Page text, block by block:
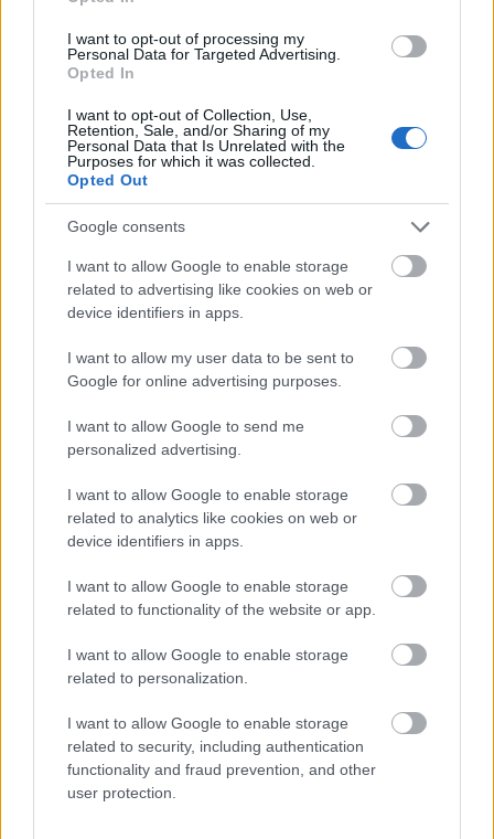
I want to opt-out of processing my
Personal Data for Targeted Advertising.
Opted In
I want to opt-out of Collection, Use,
Retention, Sale, and/or Sharing of my
Personal Data that Is Unrelated with the
Purposes for which it was collected.
Opted Out
Google consents
I want to allow Google to enable storage
related to advertising like cookies on web or
device identifiers in apps.
I want to allow my user data to be sent to
Google for online advertising purposes.
I want to allow Google to send me
personalized advertising.
I want to allow Google to enable storage
related to analytics like cookies on web or
device identifiers in apps.
I want to allow Google to enable storage
related to functionality of the website or app.
I want to allow Google to enable storage
related to personalization.
I want to allow Google to enable storage
related to security, including authentication
functionality and fraud prevention, and other
user protection.
szerint ez valószínűleg azzal magyarázható,
hogy ilyenkor a legerősebb a Föld mágneses
jelenség tisztázásához.
A kutatók találtak jávai feljegyzéseket a
feketeragyás varangyról (Bufo
melanostictus), amely szintén teliholdkor
"A holdfázisok világszerte befolyással bírnak
a kétéltűek párzási szokásaira" - magyarázta
Rachel Grant, aki olyan statisztikai modellt
készül kidolgozni, amellyel az időjárás, a
tényezők figyelembevételével megjósolható a
kétéltűek mozgása. Ennek pontos
kétéltűek védelme érdekében, hiszen
teliholdkor például le lehetne zárni azokat az
utakat, amelyeket kénytelenek átszelni, hogy
eljussanak a találkahelyre.